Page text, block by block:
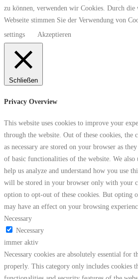
zu können, verwenden wir Cookies. Durch die
Webseite stimmen Sie der Verwendung von
settings
Akzeptieren
Schließen
Privacy Overview
This website uses cookies to improve your
through the website. Out of these cookies, the
as necessary are stored on your browser as
of basic functionalities of the website. We also
help us analyze and understand how you use
will be stored in your browser only with your
option to opt-out of these cookies. But opting
may have an effect on your browsing
Necessary
Necessary
immer aktiv
Necessary cookies are absolutely essential for
properly. This category only includes cookies